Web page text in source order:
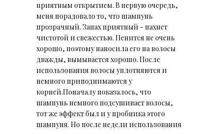
приятным открытием. В первую очередь,
меня порадовало то, что шампунь
прозрачный. Запах приятный - пахнет
чистотой и свежестью. Пенится не очень
хорошо, поэтому наносила его на волосы
дважды, вымывается хорошо. После
использования волосы уплотняются и
немного приподнимаются у
корней.Поначалу показалось, что
шампунь немного подсушивает волосы,
тот же эффект был и у пробника этого
шампуня. Но после недели использования